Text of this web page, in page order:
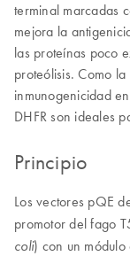
terminal marcadas
mejora la
las proteínas poco
proteólisis. Como
inmunogenicidad
DHFR son ideales
Principio
Los vectores pQE
promotor del fago
coli) con un